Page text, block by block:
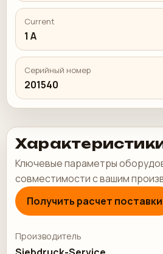
Current
1 А
Серийный номер
201540
Ключевые параметры
совместимости с вашим
Получить расчет поставки
Производитель